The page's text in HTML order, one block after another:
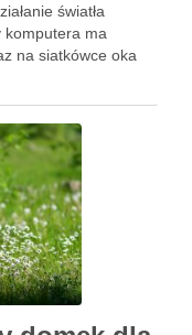
światła
komputera ma
na siatkówce oka
się …